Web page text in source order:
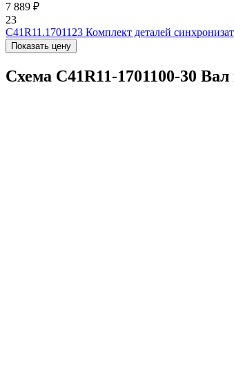
7 889 ₽
23
С41R11.1701123 Комплект деталей
Показать цену
Схема C41R11-1701100-30